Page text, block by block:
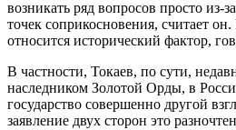
возникать ряд вопросов просто из-
точек соприкосновения, считает
относится исторический фактор,
В частности, Токаев, по сути,
наследником Золотой Орды, в
государство совершенно другой
заявление двух сторон это